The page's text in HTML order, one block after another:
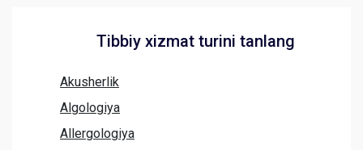
Tibbiy xizmat turini tanlang
Akusherlik
Algologiya
Allergologiya